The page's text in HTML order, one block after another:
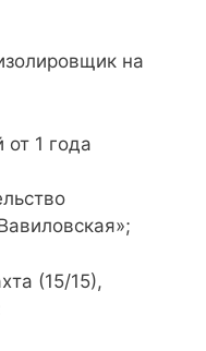
на
1 года
(15/15),